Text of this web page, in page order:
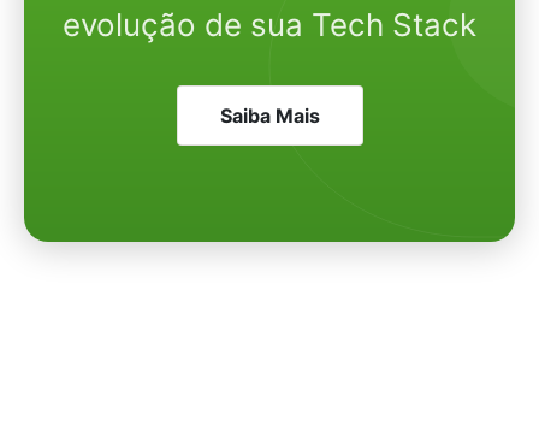
evolução de sua Tech Stack
Saiba Mais